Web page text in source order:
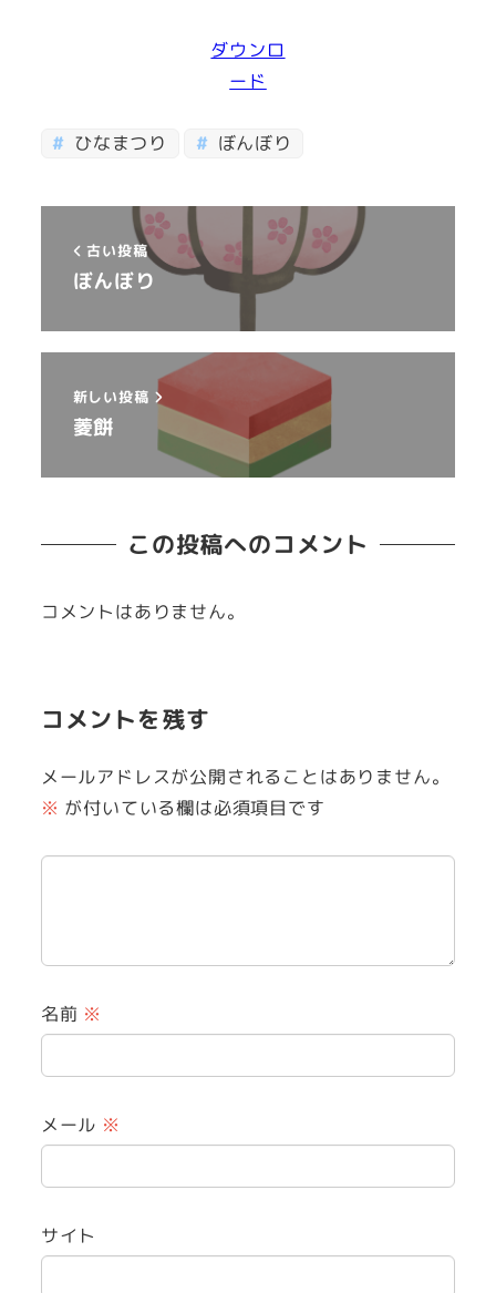
ダウンロ
ード
ひなまつり ぼんぼり
古い投稿
ぼんぼり
新しい投稿
菱餅
この投稿へのコメント
コメントはありません。
コメントを残す
メールアドレスが公開されることはありません。
※ が付いている欄は必須項目です
名前 ※
メール ※
サイト